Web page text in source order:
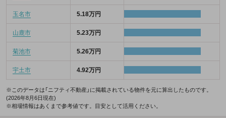
玉名市 5.18万円
山鹿市 5.23万円
菊池市 5.26万円
宇土市 4.92万円
※このデータは「ニフティ不動産」に掲載されている物件を元に算出したものです。
(2026年8月6日現在)
※相場情報はあくまで参考値です。目安として活用ください。